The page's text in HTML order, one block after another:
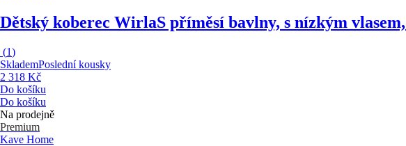
Dětský koberec WirlaS příměsí bavlny, s nízkým
(1)
SklademPoslední kousky
2 318 Kč
Do košíku
Do košíku
Na prodejně
Premium
Kave Home